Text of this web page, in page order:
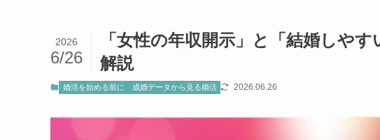
「女性の年収開示」と「結婚しや
解説
2026
6/26
婚活を始める前に 成婚データから見る婚活 2026.06.26